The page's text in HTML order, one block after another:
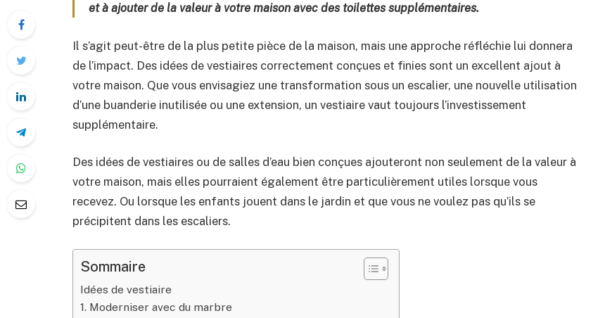
et à ajouter de la valeur à votre maison avec des toilettes supplémentaires.
Il s’agit peut-être de la plus petite pièce de la maison, mais une approche réfléchie lui donnera
de l’impact. Des idées de vestiaires correctement conçues et finies sont un excellent ajout à
votre maison. Que vous envisagiez une transformation sous un escalier, une nouvelle utilisation
d’une buanderie inutilisée ou une extension, un vestiaire vaut toujours l’investissement
supplémentaire.
Des idées de vestiaires ou de salles d’eau bien conçues ajouteront non seulement de la valeur à
votre maison, mais elles pourraient également être particulièrement utiles lorsque vous
recevez. Ou lorsque les enfants jouent dans le jardin et que vous ne voulez pas qu’ils se
précipitent dans les escaliers.
Sommaire
Idées de vestiaire
1. Moderniser avec du marbre